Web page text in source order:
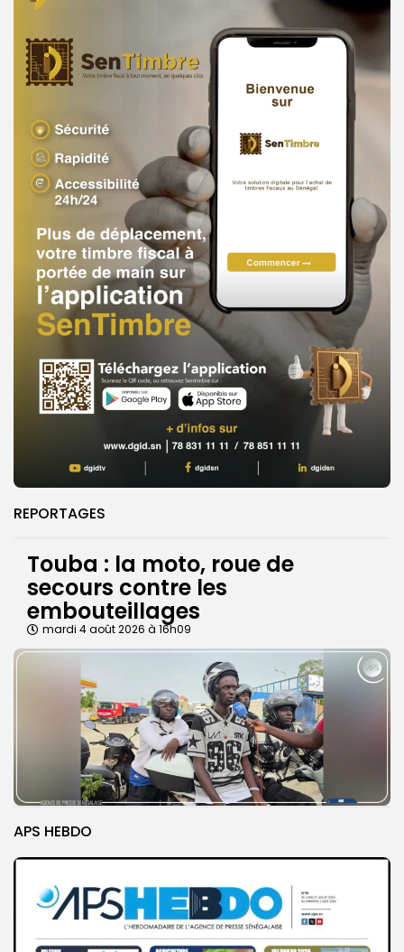
REPORTAGES
Touba : la moto, roue de
secours contre les
embouteillages
mardi 4 août 2026 à 16h09
APS HEBDO